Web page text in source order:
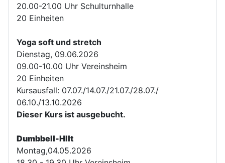
20.00-21.00 Uhr Schulturnhalle
20 Einheiten
Yoga soft und stretch
Dienstag, 09.06.2026
09.00-10.00 Uhr Vereinsheim
20 Einheiten
Kursausfall: 07.07./14.07./21.07./28.07./
06.10./13.10.2026
Dieser Kurs ist ausgebucht.
Dumbbell-HIIt
Montag,04.05.2026